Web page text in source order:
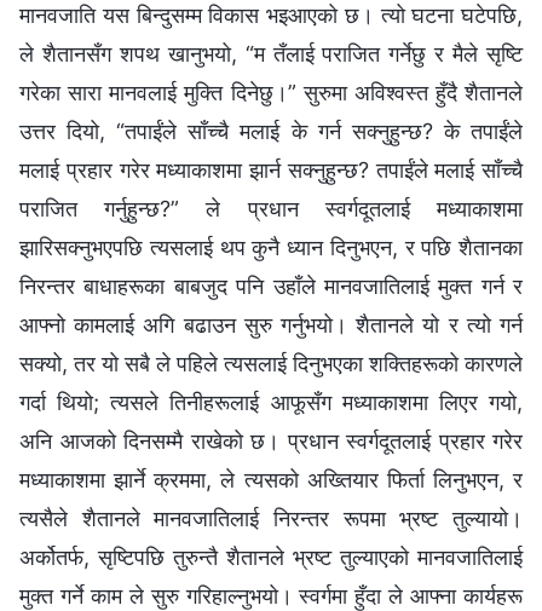
मानवजाति यस बिन्दुसम्‍म विकास भइआएको छ। त्यो घटना घटेपछि,
ले शैतानसँग शपथ खानुभयो, “म तँलाई पराजित गर्नेछु र मैले सृष्टि
गरेका सारा मानवलाई मुक्ति दिनेछु।” सुरुमा अविश्‍वस्त हुँदै शैतानले
उत्तर दियो, “तपाईंले साँच्‍चै मलाई के गर्न सक्‍नुहुन्छ? के तपाईंले
मलाई प्रहार गरेर मध्याकाशमा झार्न सक्‍नुहुन्छ? तपाईंले मलाई साँच्‍चै
पराजित गर्नुहुन्छ?” ले प्रधान स्‍वर्गदूतलाई मध्याकाशमा
झारिसक्‍नुभएपछि त्यसलाई थप कुनै ध्यान दिनुभएन, र पछि शैतानका
निरन्तर बाधाहरूका बाबजुद पनि उहाँले मानवजातिलाई मुक्त गर्न र
आफ्‍नो कामलाई अगि बढाउन सुरु गर्नुभयो। शैतानले यो र त्यो गर्न
सक्यो, तर यो सबै ले पहिले त्यसलाई दिनुभएका शक्तिहरूको कारणले
गर्दा थियो; त्यसले तिनीहरूलाई आफूसँग मध्याकाशमा लिएर गयो,
अनि आजको दिनसम्‍मै राखेको छ। प्रधान स्‍वर्गदूतलाई प्रहार गरेर
मध्याकाशमा झार्ने क्रममा, ले त्यसको अख्तियार फिर्ता लिनुभएन, र
त्यसैले शैतानले मानवजातिलाई निरन्तर रूपमा भ्रष्ट तुल्यायो।
अर्कोतर्फ, सृष्टिपछि तुरुन्तै शैतानले भ्रष्ट तुल्याएको मानवजातिलाई
मुक्त गर्ने काम ले सुरु गरिहाल्‍नुभयो। स्वर्गमा हुँदा ले आफ्‍ना कार्यहरू